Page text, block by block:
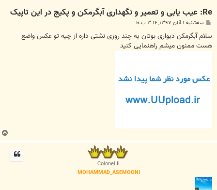
Re: عیب یابی و تعمیر و نگهداری آبگرمکن و پکیج در این تاپیک
پ
ت
سه‌شنبه ۱ آبان ۱۳۹۷, ۳:۱۶ ب.ظ
سلام آبگرمکن دیواری بوتان یه چند روزی نشتی داره از چیه تو عکس واضع
هست ممنون میشم راهنمایی کنید
ب
ا
Colonel II
MOHAMMAD_ASEMOONI